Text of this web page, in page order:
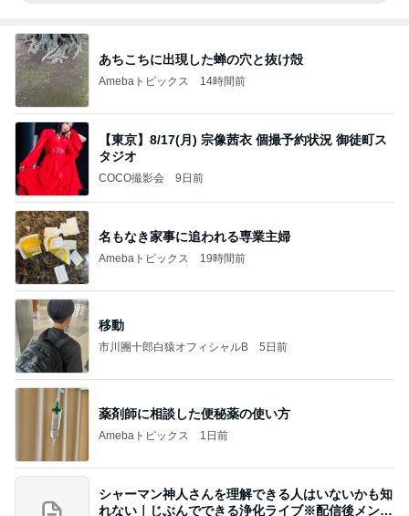
あちこちに出現した蝉の穴と抜け殻
Amebaトピックス 14時間前
【東京】8/17(月) 宗像茜衣 個撮予約状況 御徒町ス
タジオ
COCO撮影会 9日前
名もなき家事に追われる専業主婦
Amebaトピックス 19時間前
移動
市川團十郎白猿オフィシャルB 5日前
薬剤師に相談した便秘薬の使い方
Amebaトピックス 1日前
シャーマン神人さんを理解できる人はいないかも知
れない｜じぶんでできる浄化ライブ※配信後メンバ